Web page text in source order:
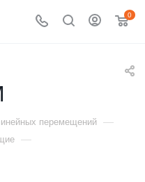
0
перемещений —
—